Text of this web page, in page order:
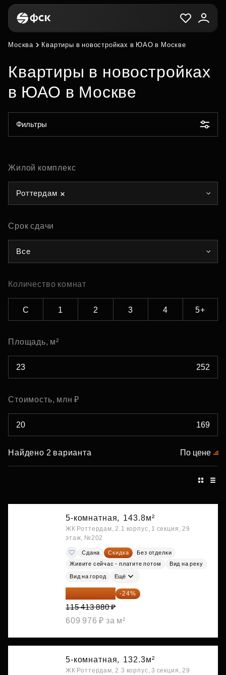
Москва Квартиры в новостройках в ЮАО в Москве
Квартиры в новостройках
в ЮАО в Москве
Фильтры
Жилой комплекс
Роттердам
Срок сдачи
Все
Количество комнат
С 1 2 3 4 5+
Площадь, м²
Стоимость, млн ₽
Найдено 2 варианта По цене
5-комнатная, 143.8м²
ЖК Роттердам, 2.1 корпус, 1 секция, 29
этаж, №202
Сдана Скидка
Без отделки
Живите сейчас - платите потом
Вид на реку
Вид на город Ещё
87 714 549 ₽ -24%
115 413 880 ₽
609 976 ₽ за м²
5-комнатная, 132.3м²
ЖК Роттердам, 2.3 корпус, 3 секция, 29